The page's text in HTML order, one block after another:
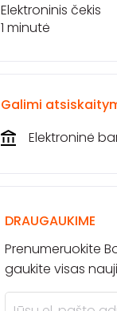
Elektroninis čekis
1 minutė
Galimi
Elektroninė
DRAUGAUKIME
Prenumeruokite
gaukite visas